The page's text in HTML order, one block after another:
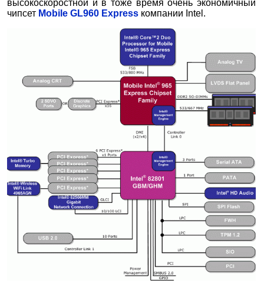
высокоскоростной и в тоже время очень экономичный
чипсет Mobile GL960 Express компании Intel.